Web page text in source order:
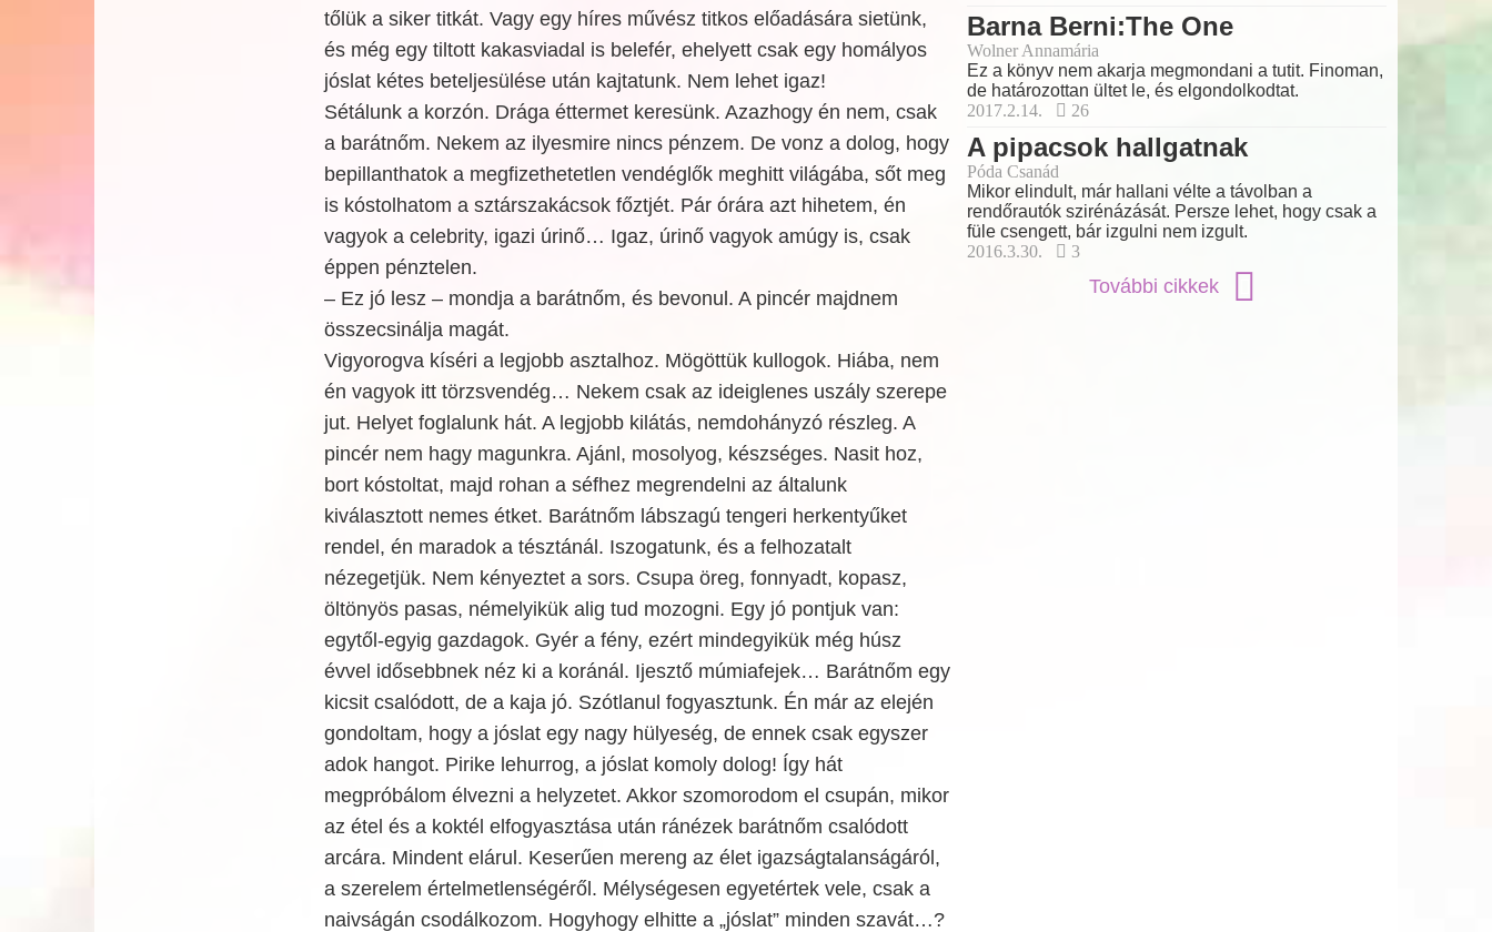
tőlük a siker titkát. Vagy egy híres művész titkos előadására sietünk,
és még egy tiltott kakasviadal is belefér, ehelyett csak egy homályos
jóslat kétes beteljesülése után kajtatunk. Nem lehet igaz!
Sétálunk a korzón. Drága éttermet keresünk. Azazhogy én nem, csak
a barátnőm. Nekem az ilyesmire nincs pénzem. De vonz a dolog, hogy
bepillanthatok a megfizethetetlen vendéglők meghitt világába, sőt meg
is kóstolhatom a sztárszakácsok főztjét. Pár órára azt hihetem, én
vagyok a celebrity, igazi úrinő… Igaz, úrinő vagyok amúgy is, csak
éppen pénztelen.
– Ez jó lesz – mondja a barátnőm, és bevonul. A pincér majdnem
összecsinálja magát.
Vigyorogva kíséri a legjobb asztalhoz. Mögöttük kullogok. Hiába, nem
én vagyok itt törzsvendég… Nekem csak az ideiglenes uszály szerepe
jut. Helyet foglalunk hát. A legjobb kilátás, nemdohányzó részleg. A
pincér nem hagy magunkra. Ajánl, mosolyog, készséges. Nasit hoz,
bort kóstoltat, majd rohan a séfhez megrendelni az általunk
kiválasztott nemes étket. Barátnőm lábszagú tengeri herkentyűket
rendel, én maradok a tésztánál. Iszogatunk, és a felhozatalt
nézegetjük. Nem kényeztet a sors. Csupa öreg, fonnyadt, kopasz,
öltönyös pasas, némelyikük alig tud mozogni. Egy jó pontjuk van:
egytől-egyig gazdagok. Gyér a fény, ezért mindegyikük még húsz
évvel idősebbnek néz ki a koránál. Ijesztő múmiafejek… Barátnőm egy
kicsit csalódott, de a kaja jó. Szótlanul fogyasztunk. Én már az elején
gondoltam, hogy a jóslat egy nagy hülyeség, de ennek csak egyszer
adok hangot. Pirike lehurrog, a jóslat komoly dolog! Így hát
megpróbálom élvezni a helyzetet. Akkor szomorodom el csupán, mikor
az étel és a koktél elfogyasztása után ránézek barátnőm csalódott
arcára. Mindent elárul. Keserűen mereng az élet igazságtalanságáról,
a szerelem értelmetlenségéről. Mélységesen egyetértek vele, csak a
naivságán csodálkozom. Hogyhogy elhitte a „jóslat” minden szavát…?
Barna Berni:The One
Wolner Annamária
Ez a könyv nem akarja megmondani a tutit. Finoman,
de határozottan ültet le, és elgondolkodtat.
2017.2.14.
26
A pipacsok hallgatnak
Póda Csanád
Mikor elindult, már hallani vélte a távolban a
rendőrautók szirénázását. Persze lehet, hogy csak a
füle csengett, bár izgulni nem izgult.
2016.3.30.
3
További cikkek